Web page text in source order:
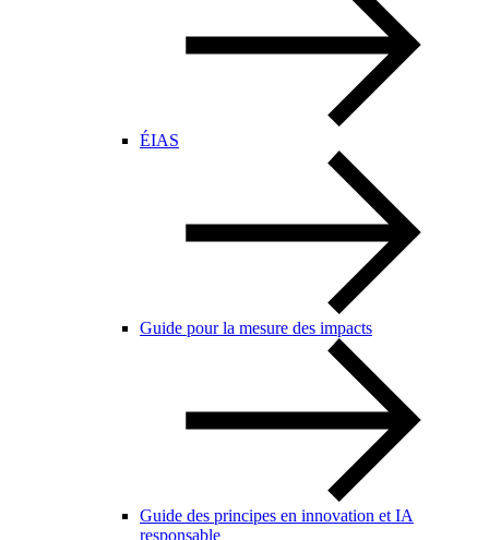
ÉIAS
Guide pour la mesure des impacts
Guide des principes en innovation et IA
responsable